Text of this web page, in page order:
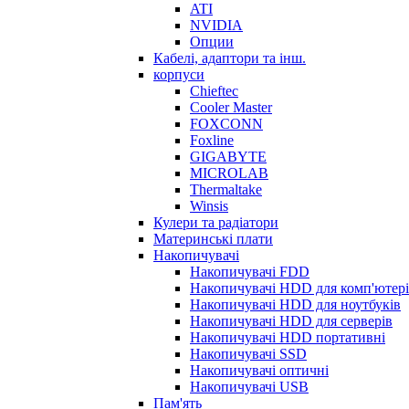
ATI
NVIDIA
Опции
Кабелі, адаптори та інш.
корпуси
Chieftec
Cooler Master
FOXCONN
Foxline
GIGABYTE
MICROLAB
Thermaltake
Winsis
Кулери та радіатори
Материнські плати
Накопичувачі
Накопичувачі FDD
Накопичувачі HDD для
Накопичувачі HDD для ноутбуків
Накопичувачі HDD для серверів
Накопичувачі HDD портативні
Накопичувачі SSD
Накопичувачі оптичні
Накопичувачі USB
Пам'ять